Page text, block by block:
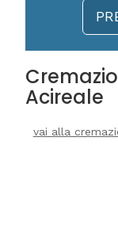
Acireale
vai alla